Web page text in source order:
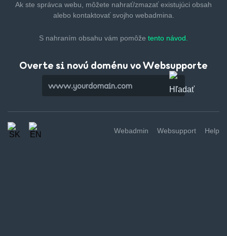
Ak ste správca webu, môžete nahrať/zmazaťexistujúci obsah
alebo kontaktovať svojho webadmina.
S nahraním obsahu vám pomôže tento návod.
Overte si novú doménu vo Websupporte
Webadmin Websupport Help